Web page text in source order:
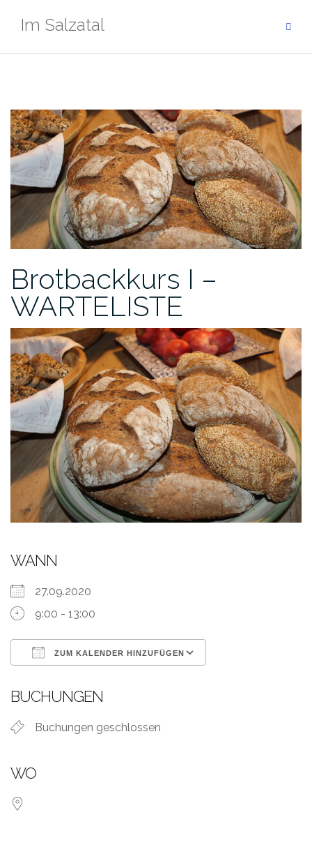
InhaltIm Salzatal
Brotbackkurs I –
WARTELISTE
WANN
27.09.2020
9:00 - 13:00
ZUM KALENDER HINZUFÜGEN
BUCHUNGEN
Buchungen geschlossen
WO